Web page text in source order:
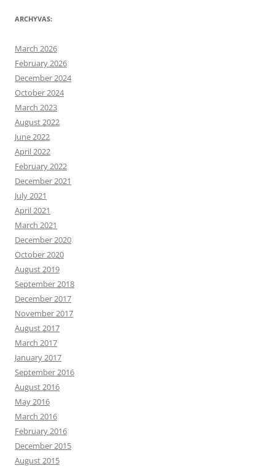
ARCHYVAS:
March 2026
February 2026
December 2024
October 2024
March 2023
August 2022
June 2022
April 2022
February 2022
December 2021
July 2021
April 2021
March 2021
December 2020
October 2020
August 2019
September 2018
December 2017
November 2017
August 2017
March 2017
January 2017
September 2016
August 2016
May 2016
March 2016
February 2016
December 2015
August 2015